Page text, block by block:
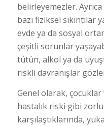
belirleyemezler.
bazı fiziksel sıkıntılar
evde ya da sosyal
çeşitli sorunlar
tütün, alkol ya da
riskli davranışlar
Genel olarak,
hastalık riski gibi
karşılaştıklarında,